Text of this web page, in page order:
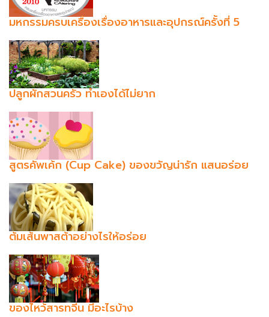
มหกรรมครบเครื่องเรื่องอาหารและอุปกรณ์ครั้งที่ 5
ปลูกผักสวนครัว ทำเองได้ไม่ยาก
สูตรคัพเค้ก (Cup Cake) ของขวัญน่ารัก แสนอร่อย
ต้มเส้นพาสต้าอย่างไรให้อร่อย
ของไหว้สารทจีน มีอะไรบ้าง